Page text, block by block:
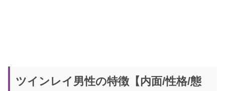
ツインレイ男性の特徴【内面/性格/態